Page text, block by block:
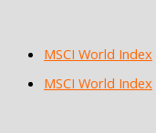
MSCI World Index
MSCI World Index